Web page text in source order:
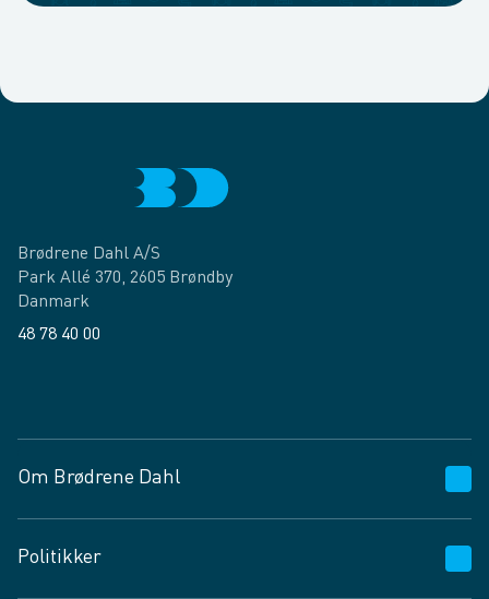
Brødrene Dahl A/S
Park Allé 370, 2605 Brøndby
Danmark
48 78 40 00
Om Brødrene Dahl
Vagttelefon 30 10 89 89
Politikker